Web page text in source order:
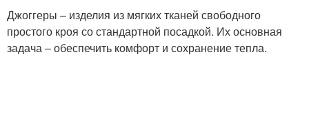
Джоггеры – изделия из мягких тканей свободного
простого кроя со стандартной посадкой. Их основная
задача – обеспечить комфорт и сохранение тепла.